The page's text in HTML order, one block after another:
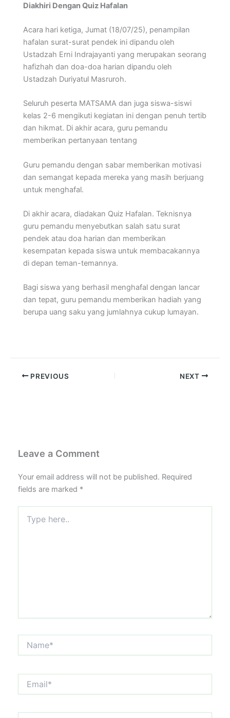
Diakhiri Dengan Quiz Hafalan
Acara hari ketiga, Jumat (18/07/25), penampilan
hafalan surat-surat pendek ini dipandu oleh
Ustadzah Erni Indrajayanti yang merupakan seorang
hafizhah dan doa-doa harian dipandu oleh
Ustadzah Duriyatul Masruroh.
Seluruh peserta MATSAMA dan juga siswa-siswi
kelas 2-6 mengikuti kegiatan ini dengan penuh tertib
dan hikmat. Di akhir acara, guru pemandu
memberikan pertanyaan tentang
Guru pemandu dengan sabar memberikan motivasi
dan semangat kepada mereka yang masih berjuang
untuk menghafal.
Di akhir acara, diadakan Quiz Hafalan. Teknisnya
guru pemandu menyebutkan salah satu surat
pendek atau doa harian dan memberikan
kesempatan kepada siswa untuk membacakannya
di depan teman-temannya.
Bagi siswa yang berhasil menghafal dengan lancar
dan tepat, guru pemandu memberikan hadiah yang
berupa uang saku yang jumlahnya cukup lumayan.
PREVIOUS NEXT
Leave a Comment
Your email address will not be published. Required
fields are marked *
here..